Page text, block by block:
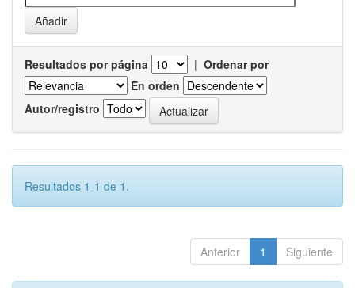
Resultados por página | Ordenar por
En orden
Autor/registro
Resultados 1-1 de 1.
Anterior 1 Siguiente